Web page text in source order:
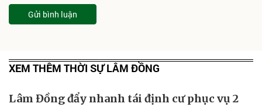
Gửi bình luận
XEM THÊM THỜI SỰ LÂM ĐỒNG
Lâm Đồng đẩy nhanh tái định cư phục vụ 2